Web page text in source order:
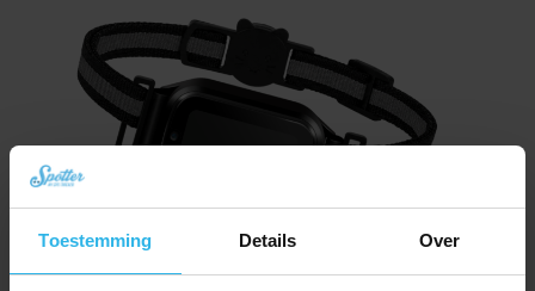
Toestemming Details Over